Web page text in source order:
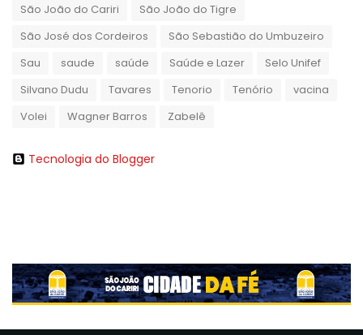
São João do Cariri
São João do Tigre
São José dos Cordeiros
São Sebastião do Umbuzeiro
Sau
saude saúde Saúde e Lazer
Selo Unifef
Silvano Dudu
Tavares Tenorio Tenório
vacina
Volei
Wagner Barros Zabelê
Tecnologia do Blogger